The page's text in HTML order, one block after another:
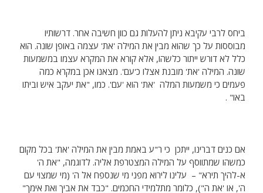
ביחס לרבי עקיבא ניתן להעלות גם כוון חשיבה אחר. דרשותיו
מבוססות על כך שהוא מבין את המילה 'את' עצמה באופן שונה. הוא
כלל לא דורש ייתור כלשהו, אלא קורא את המקרא עצמו במשמעות
שונה. המילה 'את' מובנת אצלו כ'עם'. מצאנו אכן במקרא כמה
פעמים כי משמעות המלה 'את' הוא 'עם'. כמו, "את יעקב איש וביתו
באו" .
אם כנים דברינו, ייתכן כי ר"ע באמת מבין את המילה 'את' בכל מקום
כמשהו שמתווסף על המילה המצטרפת אליה. לדוגמה, "את ה'
א-להיך תירא" – עלינו לירוא מפני מי שנספח אל ה' (מי שמצוי עם
ה', או 'את ה"), כלומר מתלמידי החכמים. "כבד את אביך ואת אימך"